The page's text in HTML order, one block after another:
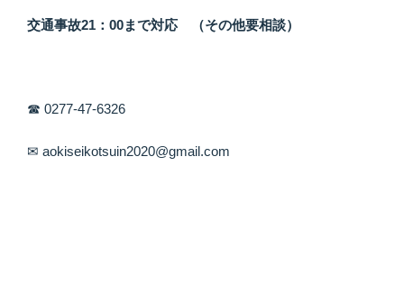
交通事故21：00まで対応 （その他要相談）
☎ 0277-47-6326
✉ aokiseikotsuin2020@gmail.com